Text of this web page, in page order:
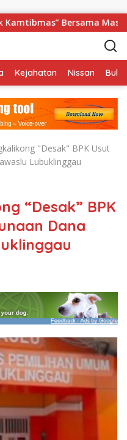
Bersama Masyarakat
Kejahatan Nissan
"Desak" BPK Usut
Lubuklinggau
“Desak” BPK
Dana